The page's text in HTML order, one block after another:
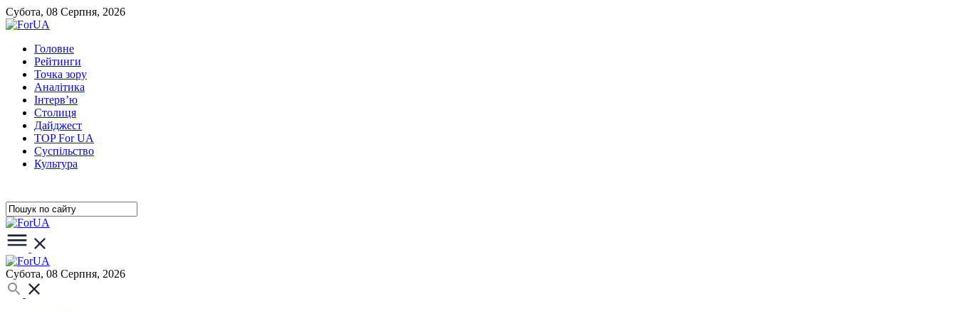
Субота, 08 Серпня, 2026
Головне
Рейтинги
Точка зору
Аналітика
Інтерв’ю
Столиця
Дайджест
TOP For UA
Суспiльство
Культура
Субота, 08 Серпня, 2026